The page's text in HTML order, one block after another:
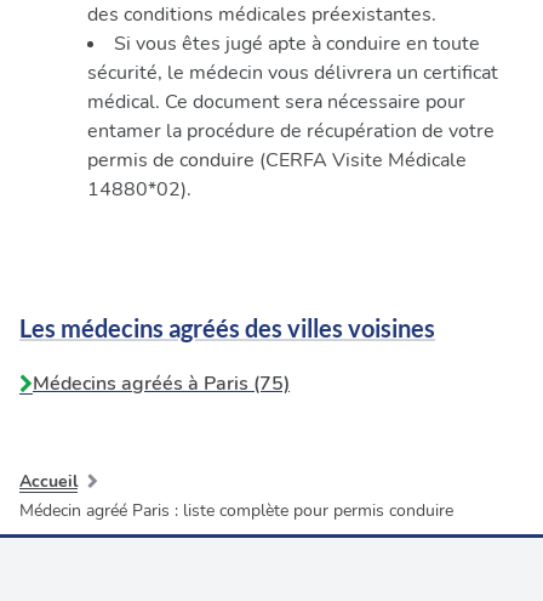
des conditions médicales préexistantes.
Si vous êtes jugé apte à conduire en toute
sécurité, le médecin vous délivrera un certificat
médical. Ce document sera nécessaire pour
entamer la procédure de récupération de votre
permis de conduire (CERFA Visite Médicale
14880*02).
Les médecins agréés des villes voisines
Médecins agréés à Paris (75)
Accueil
Médecin agréé Paris : liste complète pour permis conduire